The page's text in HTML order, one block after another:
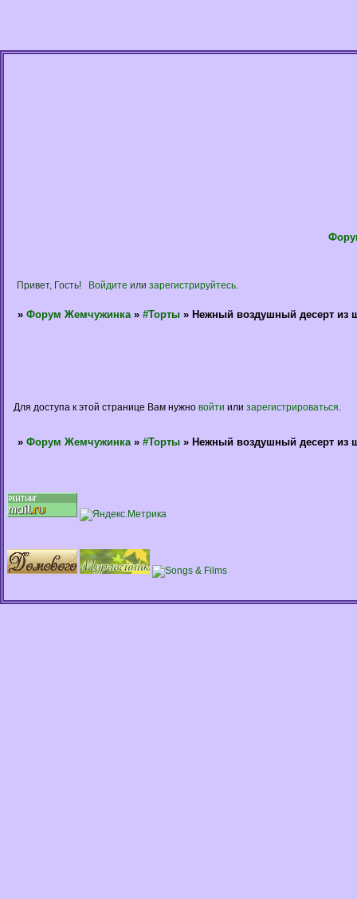
Привет, Гость! Войдите или зарегистрируйтесь.
» Форум Жемчужинка » #Торты » Нежный воздушный десерт из
Для доступа к этой странице Вам нужно войти или зарегистрироваться
» Форум Жемчужинка » #Торты » Нежный воздушный десерт из